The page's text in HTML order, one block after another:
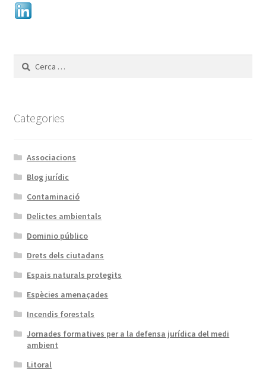
Cerca:
Categories
Associacions
Blog jurídic
Contaminació
Delictes ambientals
Dominio público
Drets dels ciutadans
Espais naturals protegits
Espècies amenaçades
Incendis forestals
Jornades formatives per a la defensa jurídica del medi
ambient
Litoral